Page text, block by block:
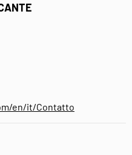
en/it/Contatto